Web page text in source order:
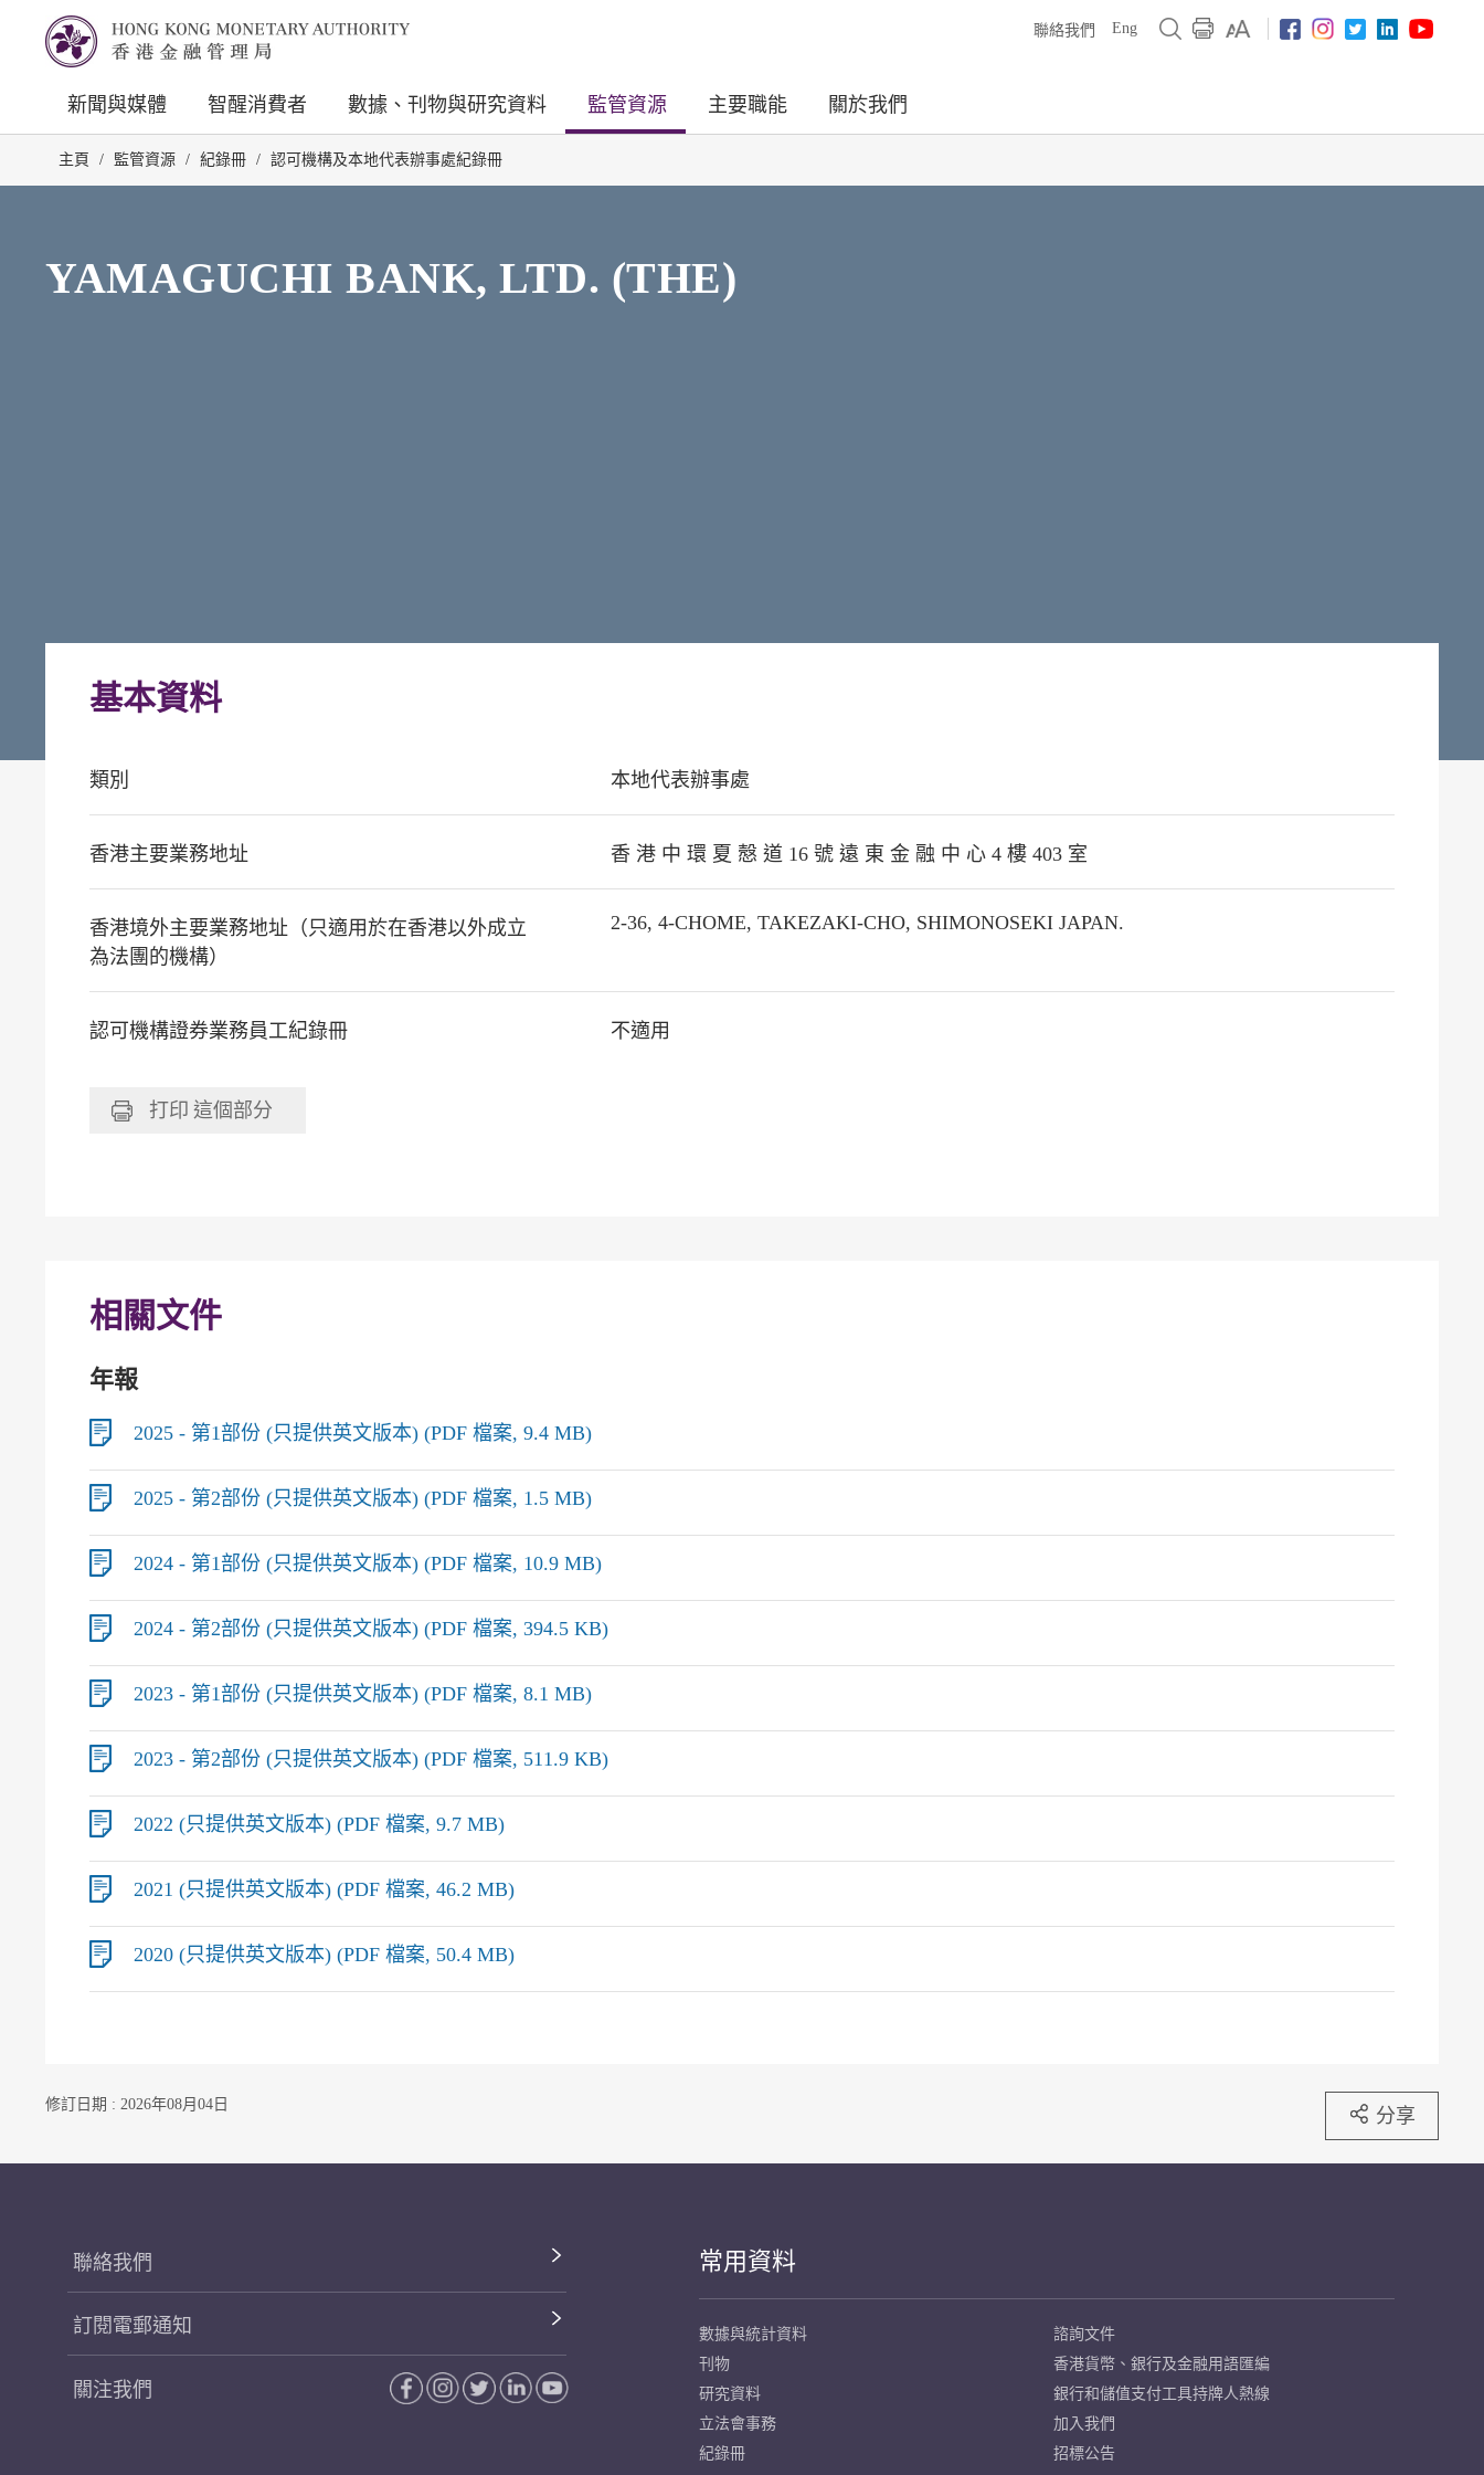
聯絡我們 Eng
新聞與媒體 智醒消費者 數據、刊物與研究資料 監管資源 主要職能 關於我們
主頁 / 監管資源 / 紀錄冊 / 認可機構及本地代表辦事處紀錄冊
YAMAGUCHI BANK, LTD. (THE)
基本資料
類別 本地代表辦事處
香港主要業務地址 香 港 中 環 夏 慤 道 16 號 遠 東 金 融 中 心 4 樓 403 室
香港境外主要業務地址（只適用於在香港以外成立
為法團的機構）
2-36, 4-CHOME, TAKEZAKI-CHO, SHIMONOSEKI JAPAN.
認可機構證券業務員工紀錄冊 不適用
打印 這個部分
相關文件
年報
2025 - 第1部份 (只提供英文版本) (PDF 檔案, 9.4 MB)
2025 - 第2部份 (只提供英文版本) (PDF 檔案, 1.5 MB)
2024 - 第1部份 (只提供英文版本) (PDF 檔案, 10.9 MB)
2024 - 第2部份 (只提供英文版本) (PDF 檔案, 394.5 KB)
2023 - 第1部份 (只提供英文版本) (PDF 檔案, 8.1 MB)
2023 - 第2部份 (只提供英文版本) (PDF 檔案, 511.9 KB)
2022 (只提供英文版本) (PDF 檔案, 9.7 MB)
2021 (只提供英文版本) (PDF 檔案, 46.2 MB)
2020 (只提供英文版本) (PDF 檔案, 50.4 MB)
修訂日期 : 2026年08月04日 分享
聯絡我們
訂閱電郵通知
關注我們
常用資料
數據與統計資料
刊物
研究資料
立法會事務
紀錄冊
諮詢文件
香港貨幣、銀行及金融用語匯編
銀行和儲值支付工具持牌人熱線
加入我們
招標公告